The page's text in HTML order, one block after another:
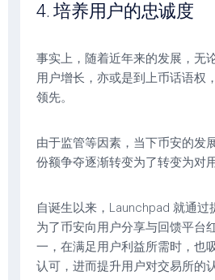
4. 培养用户的忠诚度
事实上，随着近年来的发展，无
用户增长，亦或是到上币话语权
领先。
由于监管等因素，当下币安的发
份额争夺逐渐转变为了转变为对
自诞生以来，Launchpad 就通过
为了币安向用户分享与回馈平台
一，在满足用户利益所需时，也
认可，进而提升用户对交易所的